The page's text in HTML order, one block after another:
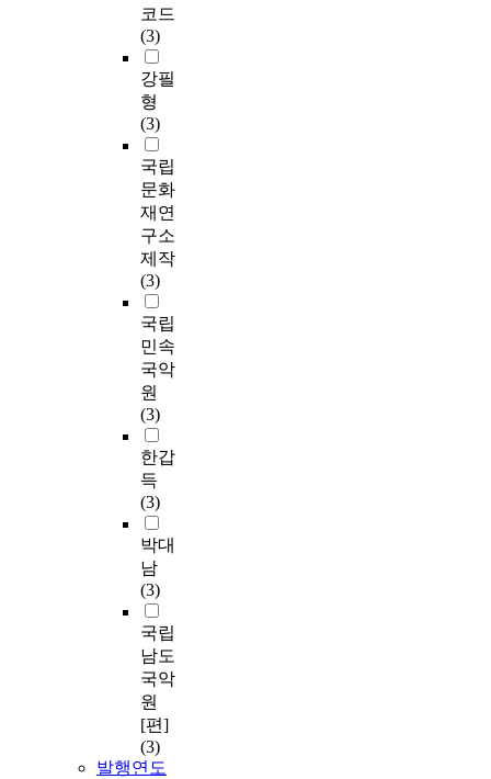
코드
(3)
강필
형
(3)
국립
문화
재연
구소
제작
(3)
국립
민속
국악
원
(3)
한갑
득
(3)
박대
남
(3)
국립
남도
국악
원
[편]
(3)
발행연도